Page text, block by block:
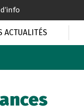
ACTUALITÉS